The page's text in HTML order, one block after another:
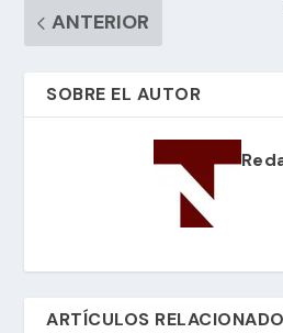
ANTERIOR
SOBRE EL AUTOR
ARTÍCULOS